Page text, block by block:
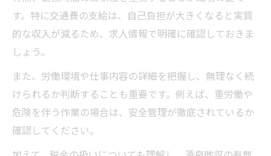
す。特に交通費の支給は、自己負担が大きくなると実質
的な収入が減るため、求人情報で明確に確認しておきま
しょう。
また、労働環境や仕事内容の詳細を把握し、無理なく続
けられるか判断することも重要です。例えば、重労働や
危険を伴う作業の場合は、安全管理が徹底されているか
確認してください。